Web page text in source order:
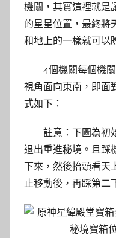
機關，其實這裡就是
的星星位置，最終將
和地上的一樣就可以
4個機關每個機
視角面向東南，即面
式如下：
註意：下圖為初
退出重進秘境。且踩
下來，然後抬頭看天
止移動後，再踩第二